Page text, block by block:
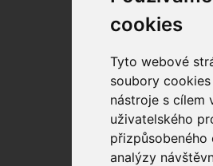
cookies
Tyto webové
soubory
nástroje s cílem
uživatelského
přizpůsobeného
analýzy